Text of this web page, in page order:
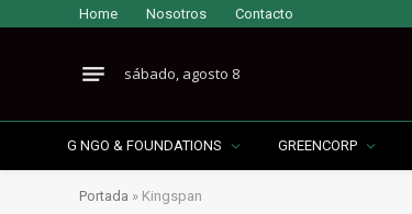
Home Nosotros Contacto
sábado, agosto 8
G NGO & FOUNDATIONS GREENCORP
Portada » Kingspan